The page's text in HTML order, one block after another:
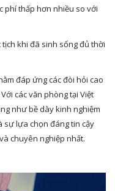
phí thấp hơn nhiều so với
khi đã sinh sống đủ thời
đáp ứng các đòi hỏi cao
các văn phòng tại Việt
như bề dày kinh nghiệm
sự lựa chọn đáng tin cậy
chuyên nghiệp nhất.